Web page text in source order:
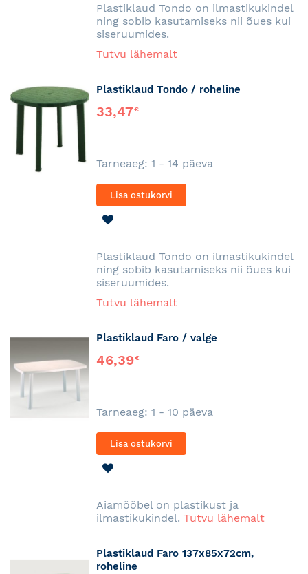
Plastiklaud Tondo on ilmastikukindel
ning sobib kasutamiseks nii õues kui
siseruumides.
Tutvu lähemalt
Plastiklaud Tondo / roheline
33,47€
Tarneaeg: 1 - 14 päeva
Lisa ostukorvi
Plastiklaud Tondo on ilmastikukindel
ning sobib kasutamiseks nii õues kui
siseruumides.
Tutvu lähemalt
Plastiklaud Faro / valge
46,39€
Tarneaeg: 1 - 10 päeva
Lisa ostukorvi
Aiamööbel on plastikust ja
ilmastikukindel. Tutvu lähemalt
Plastiklaud Faro 137x85x72cm,
roheline